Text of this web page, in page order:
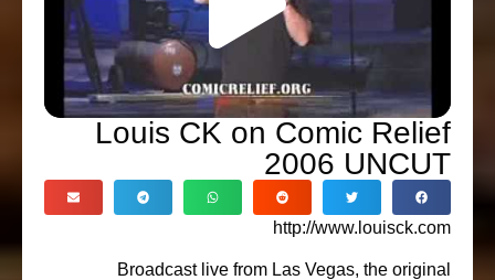
Louis CK on Comic Relief
2006 UNCUT
http://www.louisck.com
Broadcast live from Las Vegas, the original